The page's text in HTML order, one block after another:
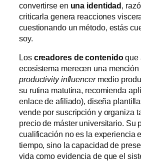
convertirse en una identidad,
criticarla genera reacciones
cuestionando un método, estás
soy.
Los creadores de contenidoque
ecosistema merecen una mención
productivity influencermedio
su rutina matutina, recomienda
enlace de afiliado), diseña
vende por suscripción y organiza
precio de máster universitario. Su
cualificación no es la experiencia
tiempo, sino la capacidad de
vida como evidencia de que el